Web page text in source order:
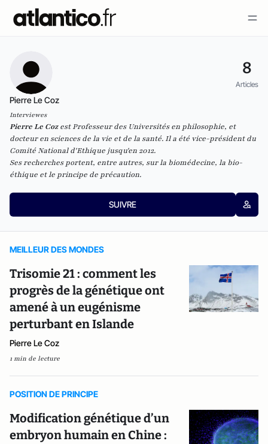
8
Articles
Pierre Le Coz
Interviewes
Pierre Le Cozest Professeur des Universités en philosophie, et
docteur en sciences de la vie et de la santé. Il a été vice-président du
Comité National d'Ethique jusqu'en 2012.
Ses recherches portent, entre autres, sur la biomédecine, la bio-
éthique et le principe de précaution.
SUIVRE
MEILLEUR DES MONDES
Trisomie 21 : comment les
progrès de la génétique ont
amené à un eugénisme
perturbant en Islande
Pierre Le Coz
1 min de lecture
POSITION DE PRINCIPE
Modification génétique d’un
embryon humain en Chine :